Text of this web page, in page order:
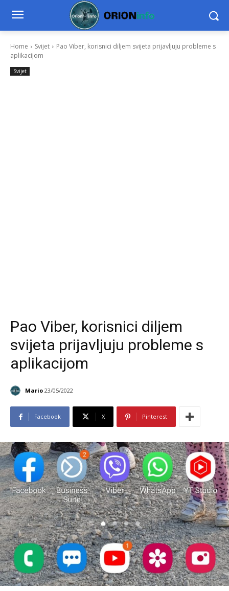
Home Svijet
Pao Viber, korisnici diljem svijeta prijavljuju probleme s
aplikacijom
Svijet
Pao Viber, korisnici diljem
svijeta prijavljuju probleme s
aplikacijom
Mario 23/05/2022
Facebook X Pinterest